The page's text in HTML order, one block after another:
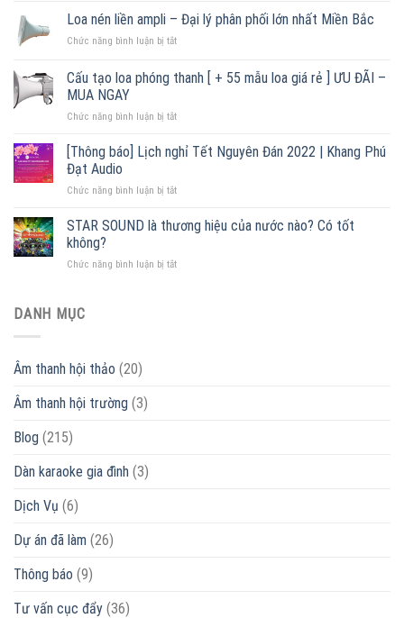
thông
báo
treo
chính
tốt
Loa nén liền ampli – Đại lý phân phối lớn nhất Miền Bắc
Chức năng bình luận bị tắtở
nén
liền
–
lý
phân
lớn
Miền
Cấu tạo loa phóng thanh [ + 55 mẫu loa giá rẻ ] ƯU ĐÃI –
MUA NGAY
Chức năng bình luận bị tắtở
tạo
loa
thanh
+
loa
[Thông báo] Lịch nghỉ Tết Nguyên Đán 2022 | Khang Phú
Đạt Audio
Chức năng bình luận bị tắtở
báo]
Tết
STAR SOUND là thương hiệu của nước nào? Có tốt
không?
Chức năng bình luận bị tắtở
DANH MỤC
Âm thanh hội thảo (20)
Âm thanh hội trường (3)
Blog (215)
Dàn karaoke gia đình (3)
Dịch Vụ (6)
Dự án đã làm (26)
Thông báo (9)
Tư vấn cục đẩy (36)